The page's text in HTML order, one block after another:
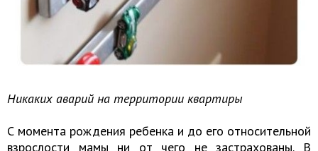
Никаких аварий на территории квартиры
С момента рождения ребенка и до его относительной
взрослости мамы ни от чего не застрахованы. В